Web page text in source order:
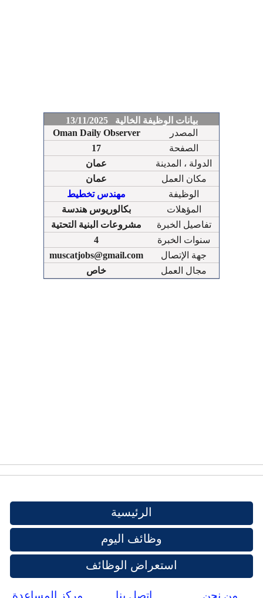
بيانات الوظيفة الخالية 13/11/2025
Oman Daily Observer
المصدر
17
الصفحة
عمان
الدولة ، المدينة
عمان
مكان العمل
مهندس تخطيط
الوظيفة
بكالوريوس هندسة
المؤهلات
مشروعات البنية التحتية
تفاصيل الخبرة
4
سنوات الخبرة
muscatjobs@gmail.com
جهة الإتصال
خاص
مجال العمل
الرئيسية
وظائف اليوم
استعراض الوظائف
من نحن اتصل بنا مركز المساعدة